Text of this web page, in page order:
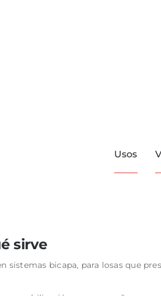
Usos
sirve
sistemas bicapa, para losas que